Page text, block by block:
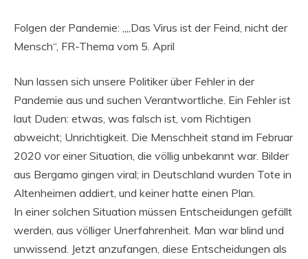
Folgen der Pandemie: „„Das Virus ist der Feind, nicht der
Mensch“, FR-Thema vom 5. April
Nun lassen sich unsere Politiker über Fehler in der
Pandemie aus und suchen Verantwortliche. Ein Fehler ist
laut Duden: etwas, was falsch ist, vom Richtigen
abweicht; Unrichtigkeit. Die Menschheit stand im Februar
2020 vor einer Situation, die völlig unbekannt war. Bilder
aus Bergamo gingen viral; in Deutschland wurden Tote in
Altenheimen addiert, und keiner hatte einen Plan.
In einer solchen Situation müssen Entscheidungen gefällt
werden, aus völliger Unerfahrenheit. Man war blind und
unwissend. Jetzt anzufangen, diese Entscheidungen als